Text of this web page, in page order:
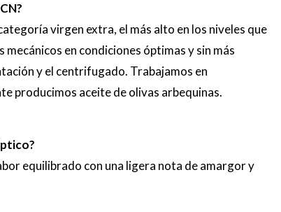
virgen extra, el más alto en los niveles que
en condiciones óptimas y sin más
y el centrifugado. Trabajamos en
producimos aceite de olivas arbequinas.
equilibrado con una ligera nota de amargor y